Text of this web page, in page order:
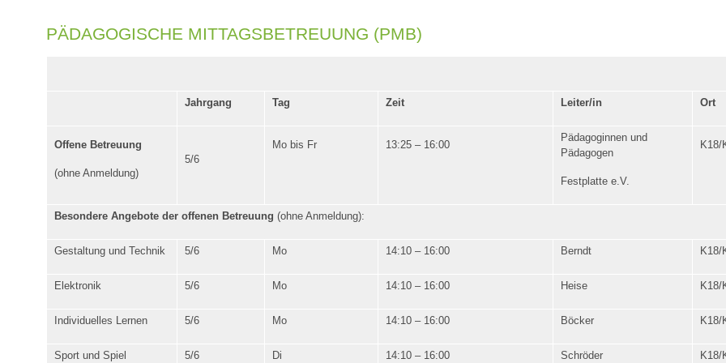
PÄDAGOGISCHE MITTAGSBETREUUNG (PMB)
Jahrgang Tag Zeit Leiter/in Ort
Offene Betreuung
(ohne Anmeldung)
5/6
Mo bis Fr 13:25 – 16:00
Pädagoginnen und
Pädagogen
Festplatte e.V.
K18/
Besondere Angebote der offenen Betreuung (ohne Anmeldung):
Gestaltung und Technik 5/6 Mo 14:10 – 16:00 Berndt K18/
Elektronik 5/6 Mo 14:10 – 16:00 Heise K18/
Individuelles Lernen 5/6 Mo 14:10 – 16:00 Böcker K18/
Sport und Spiel 5/6 Di 14:10 – 16:00 Schröder K18/